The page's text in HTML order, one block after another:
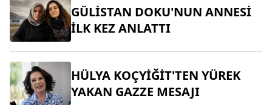
GÜLİSTAN DOKU'NUN ANNESİ
İLK KEZ ANLATTI
HÜLYA KOÇYİĞİT'TEN YÜREK
YAKAN GAZZE MESAJI